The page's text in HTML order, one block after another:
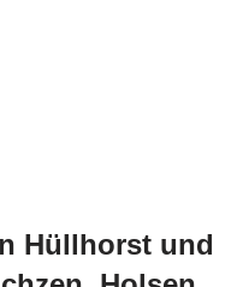
Hüllhorst und